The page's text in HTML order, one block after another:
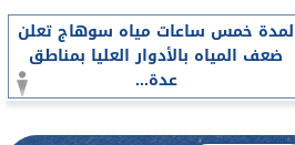
لمدة خمس ساعات مياه سوهاج تعلن
ضعف المياه بالأدوار العليا بمناطق
عدة...